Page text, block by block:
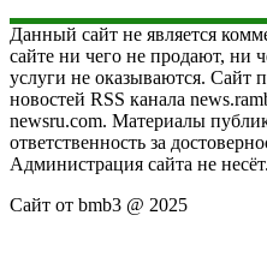
Данный сайт не является
сайте ни чего не продают, ни
услуги не оказываются. Сайт
новостей RSS канала
newsru.com. Материалы
ответственность за
Администрация сайта не несёт.
Сайт от bmb3 @ 2025